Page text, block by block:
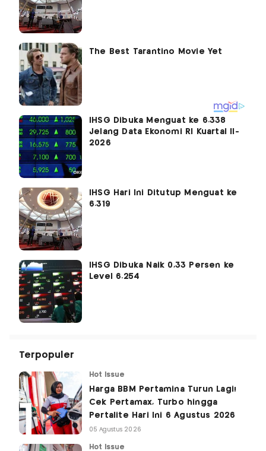
IHSG Dibuka Menguat ke 6.338
Jelang Data Ekonomi RI Kuartal II-
2026
IHSG Hari Ini Ditutup Menguat ke
6.319
IHSG Dibuka Naik 0,33 Persen ke
Level 6.254
Terpopuler
Hot Issue
Harga BBM Pertamina Turun Lagi!
Cek Pertamax, Turbo hingga
Pertalite Hari Ini 6 Agustus 2026
05 Agustus 2026
Hot Issue